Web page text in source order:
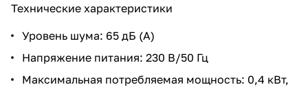
Технические характеристики
Уровень шума: 65 дБ (А)
Напряжение питания: 230 В/50 Гц
Максимальная потребляемая мощность: 0,4 кВт,